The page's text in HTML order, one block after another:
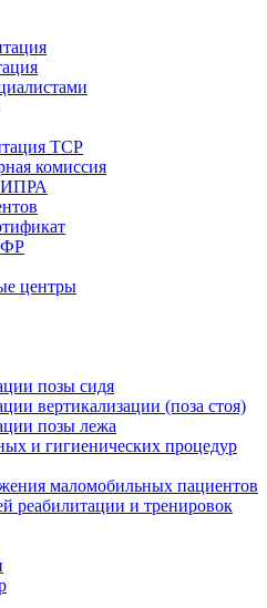
ТСР
комиссия
ИПРА
центры
позы сидя
вертикализации (поза стоя)
позы лежа
и гигиенических процедур
маломобильных пациентов
реабилитации и тренировок